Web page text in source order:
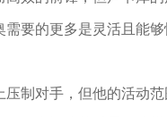
要的更多是灵活且能
制对手，但他的活动